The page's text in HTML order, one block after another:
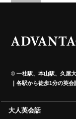
©一社駅、本山駅、久屋
｜各駅から徒歩1分の英会
大人英会話